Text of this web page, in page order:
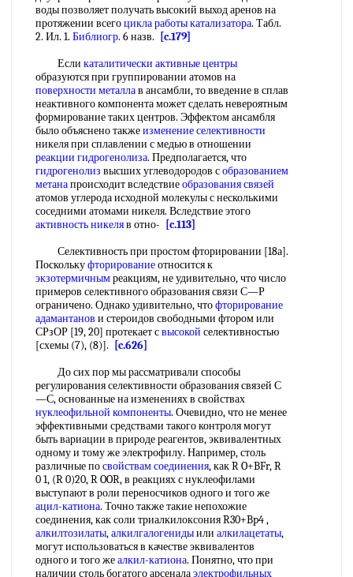
воды позволяет получать высокий выход аренов на
протяжении всегоцикла работыкатализатора. Табл.
2. Ил. 1. Библиогр. 6 назв.
[c.179]
Если каталитически активные центры
образуются при группировании атомов на
поверхности металлав ансамбли, то введение в сплав
неактивного компонента может сделать невероятным
формирование таких центров. Эффектом ансамбля
было объяснено такжеизменение селективности
никеля при сплавлении с медью в отношении
реакции гидрогенолиза. Предполагается, что
гидрогенолиз высших углеводородов собразованием
метанапроисходит вследствиеобразования связей
атомов углерода исходной молекулы с несколькими
соседними атомами никеля. Вследствие этого
активность никеляв отно-
[c.113]
Селективность при простом фторировании [18а].
Посколькуфторированиеотносится к
экзотермичнымреакциям, не удивительно, что число
примеров селективного образования связи С—Р
ограничено. Однако удивительно, чтофторирование
адамантанов и стероидов свободными фтором или
СРзОР [19, 20] протекает свысокой селективностью
[схемы (7), (8)].
[c.626]
До сих пор мы рассматривали способы
регулирования селективности образования связей С
—С, основанные на изменениях в свойствах
нуклеофильной компоненты. Очевидно, что не менее
эффективными средствами такого контроля могут
быть вариации в природе реагентов, эквивалентных
одному и тому же электрофилу. Например, столь
различные посвойствам соединения, как R O+BFr, R
0 1, (R 0)20, R OOR, в реакциях с нуклеофилами
выступают в роли переносчиков одного и того же
ацил-катиона. Точно также такие непохожие
соединения, как соли триалкилоксония R30+Bp4 ,
алкилтозилаты,алкилгалогенидыили алкилацетаты,
могут использоваться в качестве эквивалентов
одного и того жеалкил-катиона. Понятно, что при
наличии столь богатого арсеналаэлектрофильных